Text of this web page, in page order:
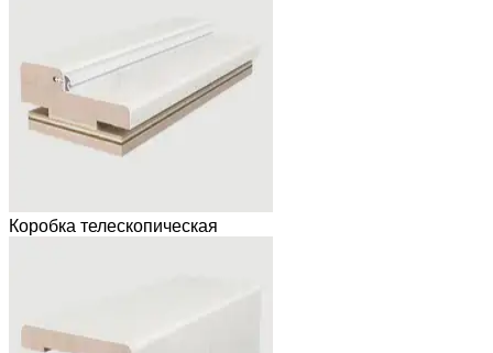
Коробка телескопическая